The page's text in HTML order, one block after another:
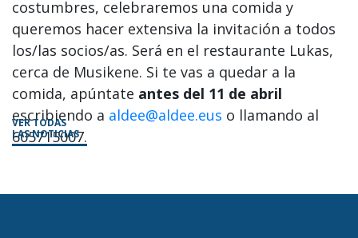
costumbres, celebraremos una comida y
queremos hacer extensiva la invitación a todos
los/las socios/as. Será en el restaurante Lukas,
cerca de Musikene. Si te vas a quedar a la
comida, apúntate antes del 11 de abril
escribiendo a aldee@aldee.eus o llamando al
605715007.
VER TODAS
LAS NOTICIAS